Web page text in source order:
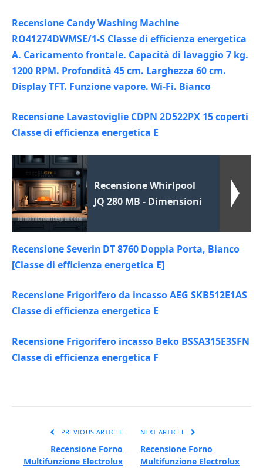
Recensione Candy Washing Machine
RO41274DWMSE/1-S Classe di efficienza energetica
A. Caricamento frontale. Capacità di lavaggio 7 kg.
1200 RPM. Profondità 45 cm. Larghezza 60 cm.
Display TFT. Funzione vapore. Wi-Fi. Bianco
Recensione Lavastoviglie CDPN 2D522PX 15 coperti
Classe di efficienza energetica E
Recensione Whirlpool
JQ 280 MB - Dimensioni
Recensione Severin DT 8760 Doppia Porta, Bianco
[Classe di efficienza energetica E]
Recensione Frigorifero da incasso AEG SKB512E1AS
Classe di efficienza energetica E
Recensione Frigorifero incasso Beko BSSA315E3SFN
Classe di efficienza energetica F
PREVIOUS ARTICLE
Recensione Forno
Multifunzione Electrolux
NEXT ARTICLE
Recensione Forno
Multifunzione Electrolux